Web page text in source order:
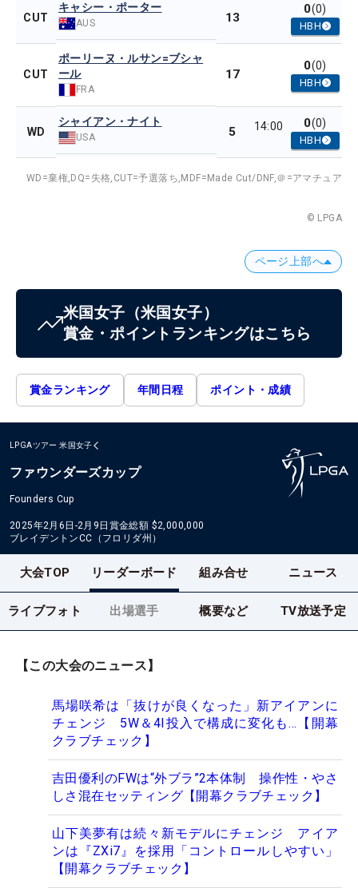
CUT
キャシー・ポーター
AUS 13
0(0)
HBH
CUT
ポーリーヌ・ルサン=ブシャ
ール
FRA
17
0(0)
HBH
WD
シャイアン・ナイト
USA 5 14:00 0(0)
HBH
WD=棄権, DQ=失格, CUT=予選落ち, MDF=Made Cut/DNF,＠=アマチュア
© LPGA
ページ上部へ
米国女子 （米国女子）
賞金・ポイントランキングはこちら
賞金ランキング 年間日程 ポイント・成績
LPGAツアー 米国女子
ファウンダーズカップ
Founders Cup
2025年2月6日-2月9日 賞金総額 $2,000,000
ブレイデントンCC（フロリダ州）
大会TOP リーダーボード 組み合せ ニュース
ライブフォト 出場選手 概要など TV放送予定
【この大会のニュース】
馬場咲希は「抜けが良くなった」新アイアンに
チェンジ 5W＆4I投入で構成に変化も…【開幕
クラブチェック】
吉田優利のFWは“外ブラ”2本体制 操作性・やさ
しさ混在セッティング【開幕クラブチェック】
山下美夢有は続々新モデルにチェンジ アイア
ンは『ZXi7』を採用「コントロールしやすい」
【開幕クラブチェック】